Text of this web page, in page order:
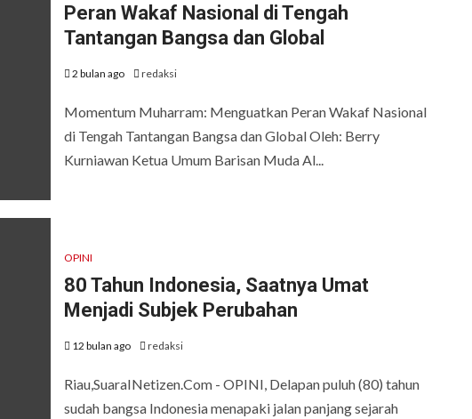
Peran Wakaf Nasional di Tengah
Tantangan Bangsa dan Global
2 bulan ago redaksi
Momentum Muharram: Menguatkan Peran Wakaf Nasional
di Tengah Tantangan Bangsa dan Global Oleh: Berry
Kurniawan Ketua Umum Barisan Muda Al...
OPINI
80 Tahun Indonesia, Saatnya Umat
Menjadi Subjek Perubahan
12 bulan ago redaksi
Riau,SuaraINetizen.Com - OPINI, Delapan puluh (80) tahun
sudah bangsa Indonesia menapaki jalan panjang sejarah